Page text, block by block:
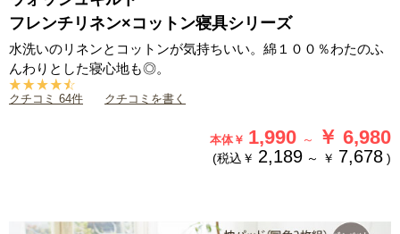
フレンチリネン×コットン寝具シリーズ
水洗いのリネンとコットンが気持ちいい。綿１００％わたのふ
んわりとした寝心地も◎。
クチコミ 64件 クチコミを書く
本体￥ 1,990 ～ ￥ 6,980
(税込￥ 2,189 ～ ￥ 7,678 )